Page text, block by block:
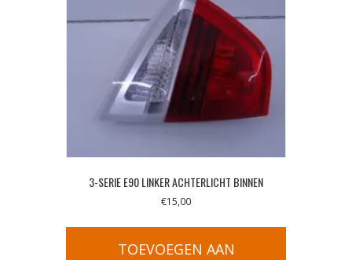
3-SERIE E90 LINKER ACHTERLICHT BINNEN
€15,00
TOEVOEGEN AAN